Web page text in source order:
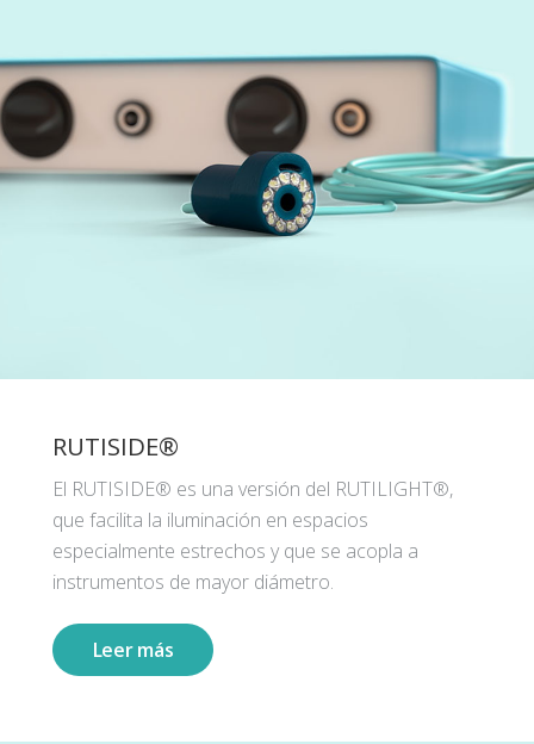
RUTISIDE®
El RUTISIDE® es una versión del RUTILIGHT®,
que facilita la iluminación en espacios
especialmente estrechos y que se acopla a
instrumentos de mayor diámetro.
Leer más